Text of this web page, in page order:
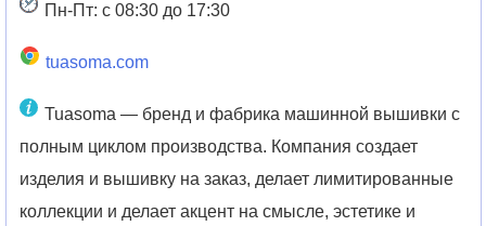
Пн-Пт: с 08:30 до 17:30
tuasoma.com
Tuasoma — бренд и фабрика машинной вышивки с
полным циклом производства. Компания создает
изделия и вышивку на заказ, делает лимитированные
коллекции и делает акцент на смысле, эстетике и